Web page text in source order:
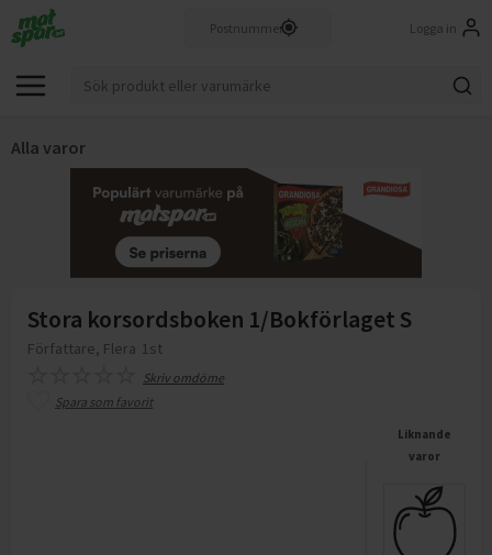
Logga in
Alla varor
Stora korsordsboken 1/Bokförlaget S
Författare, Flera 1st
Skriv omdöme
Spara som favorit
Liknande
varor